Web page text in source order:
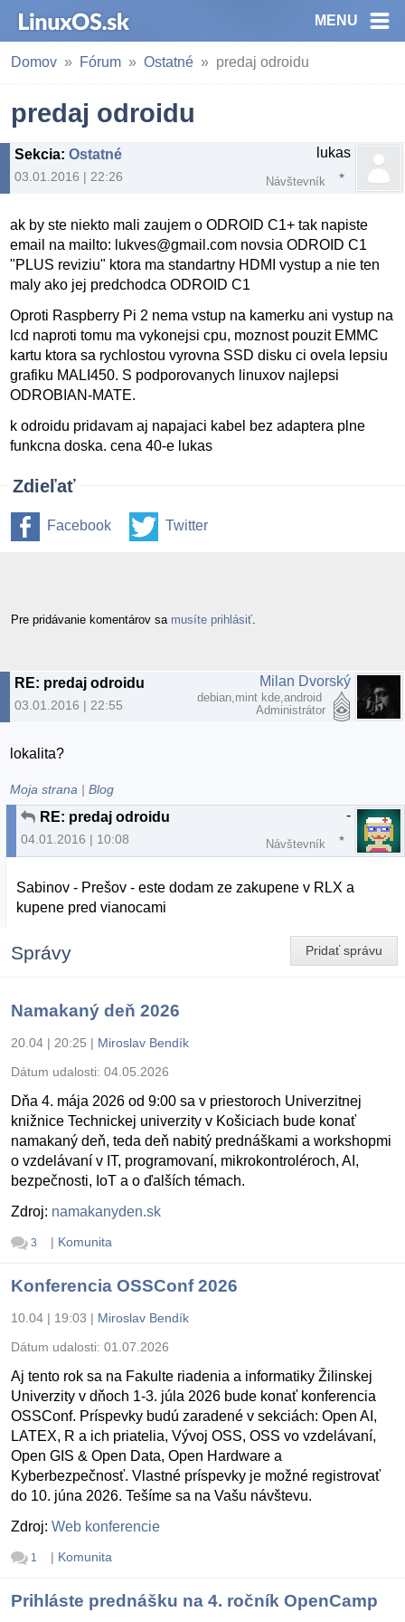
MENU
Domov Fórum Ostatné predaj odroidu
predaj odroidu
Sekcia: Ostatné
03.01.2016 | 22:26
lukas
Návštevník
ak by ste niekto mali zaujem o ODROID C1+ tak napiste
email na mailto: lukves@gmail.com novsia ODROID C1
"PLUS reviziu" ktora ma standartny HDMI vystup a nie ten
maly ako jej predchodca ODROID C1
Oproti Raspberry Pi 2 nema vstup na kamerku ani vystup na
lcd naproti tomu ma vykonejsi cpu, moznost pouzit EMMC
kartu ktora sa rychlostou vyrovna SSD disku ci ovela lepsiu
grafiku MALI450. S podporovanych linuxov najlepsi
ODROBIAN-MATE.
k odroidu pridavam aj napajaci kabel bez adaptera plne
funkcna doska. cena 40-e lukas
Zdieľať
Facebook Twitter
Pre pridávanie komentárov sa musíte prihlásiť
RE: predaj odroidu
03.01.2016 | 22:55
Milan Dvorský
debian,mint kde,android
Administrátor
lokalita?
Moja strana |Blog
RE: predaj odroidu
04.01.2016 | 10:08
-
Návštevník
Sabinov - Prešov - este dodam ze zakupene v RLX a
kupene pred vianocami
Pridať správu
Správy
Namakaný deň 2026
20.04 | 20:25 | Miroslav Bendík
Dátum udalosti: 04.05.2026
Dňa 4. mája 2026 od 9:00 sa v priestoroch Univerzitnej
knižnice Technickej univerzity v Košiciach bude konať
namakaný deň, teda deň nabitý prednáškami a workshopmi
o vzdelávaní v IT, programovaní, mikrokontroléroch, AI,
bezpečnosti, IoT a o ďalších témach.
Zdroj: namakanyden.sk
3 | Komunita
Konferencia OSSConf 2026
10.04 | 19:03 | Miroslav Bendík
Dátum udalosti: 01.07.2026
Aj tento rok sa na Fakulte riadenia a informatiky Žilinskej
Univerzity v dňoch 1-3. júla 2026 bude konať konferencia
OSSConf. Príspevky budú zaradené v sekciách: Open AI,
LATEX, R a ich priatelia, Vývoj OSS, OSS vo vzdelávaní,
Open GIS & Open Data, Open Hardware a
Kyberbezpečnosť. Vlastné príspevky je možné registrovať
do 10. júna 2026. Tešíme sa na Vašu návštevu.
Zdroj: Web konferencie
1 | Komunita
Prihláste prednášku na 4. ročník OpenCamp